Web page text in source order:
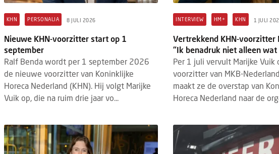
KHN PERSONALIA 8 JULI 2026
Nieuwe KHN-voorzitter start op 1
september
Ralf Benda wordt per 1 september 2026
de nieuwe voorzitter van Koninklijke
Horeca Nederland (KHN). Hij volgt Marijke
Vuik op, die na ruim drie jaar vo...
INTERVIEW HM+ KHN 1 JULI
Vertrekkend KHN-voorzitter
“Ik benadruk niet alleen wat
Per 1 juli vervult Marijke Vuik
voorzitter van MKB-
maakt ze de overstap van
Horeca Nederland naar de